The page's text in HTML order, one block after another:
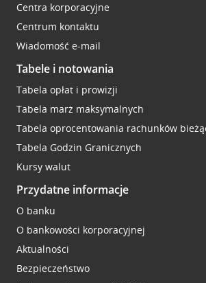
Centra korporacyjne
Centrum kontaktu
Wiadomość e-mail
Tabele i notowania
Tabela opłat i prowizji
Tabela marż maksymalnych
Tabela oprocentowania rachunków
Tabela Godzin Granicznych
Kursy walut
Przydatne informacje
O banku
O bankowości korporacyjnej
Aktualności
Bezpieczeństwo